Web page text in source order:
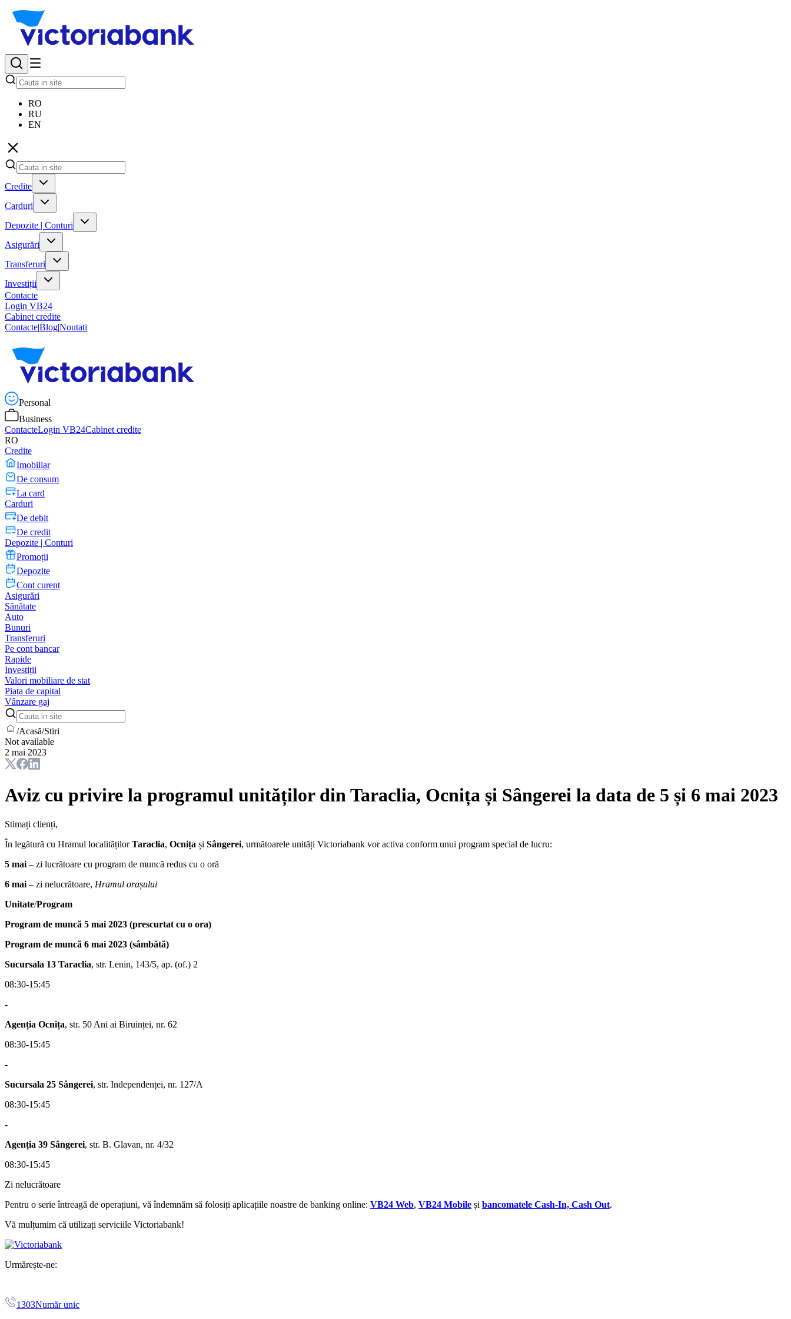
RO
RU
EN
Credite
Carduri
Depozite | Conturi
Asigurări
Transferuri
Investiții
Contacte
Login VB24
Cabinet credite
Contacte|Blog|Noutati
Personal
Business
ContacteLogin VB24Cabinet credite
RO
Credite
Imobiliar
De consum
La card
Carduri
De debit
De credit
Depozite | Conturi
Promoții
Depozite
Cont curent
Asigurări
Sănătate
Auto
Bunuri
Transferuri
Pe cont bancar
Rapide
Investiții
Valori mobiliare de stat
Piața de capital
Vânzare gaj
/Acasă/Stiri
Not available
2 mai 2023
Aviz cu privire la programul unităților din Taraclia, Ocnița și Sângerei la data de 5 și 6 mai 2023
Stimați clienți,
În legătură cu Hramul localitățilorTaraclia, Ocnița și Sângerei, următoarele unități Victoriabank vor activa conform unui program special de lucru:
5 mai – zi lucrătoare cu program de muncă redus cu o oră
6 mai – zi nelucrătoare, Hramul orașului
Unitate/Program
Program de muncă 5 mai 2023 (prescurtat cu o ora)
Program de muncă 6 mai 2023 (sâmbătă)
Sucursala 13 Taraclia, str. Lenin, 143/5, ap. (of.) 2
08:30-15:45
-
Agenția Ocnița, str. 50 Ani ai Biruinței, nr. 62
08:30-15:45
-
Sucursala 25 Sângerei, str. Independenței, nr. 127/A
08:30-15:45
-
Agenția 39 Sângerei, str. B. Glavan, nr. 4/32
08:30-15:45
Zi nelucrătoare
Pentru o serie întreagă de operațiuni, vă îndemnăm să folosiți aplicațiile noastre de banking online: VB24 Web, VB24 Mobile și bancomatele Cash-In, Cash Out.
Vă mulțumim că utilizați serviciile Victoriabank!
Urmărește-ne:
1303Număr unic